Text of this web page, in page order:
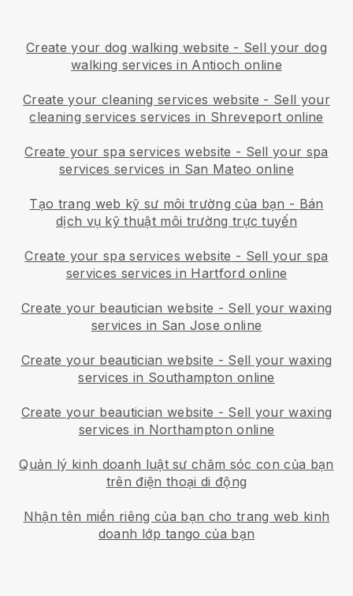
Create your dog walking website - Sell your dog
walking services in Antioch online
Create your cleaning services website - Sell your
cleaning services services in Shreveport online
Create your spa services website - Sell your spa
services services in San Mateo online
Tạo trang web kỹ sư môi trường của bạn - Bán
dịch vụ kỹ thuật môi trường trực tuyến
Create your spa services website - Sell your spa
services services in Hartford online
Create your beautician website - Sell your waxing
services in San Jose online
Create your beautician website - Sell your waxing
services in Southampton online
Create your beautician website - Sell your waxing
services in Northampton online
Quản lý kinh doanh luật sư chăm sóc con của bạn
trên điện thoại di động
Nhận tên miền riêng của bạn cho trang web kinh
doanh lớp tango của bạn